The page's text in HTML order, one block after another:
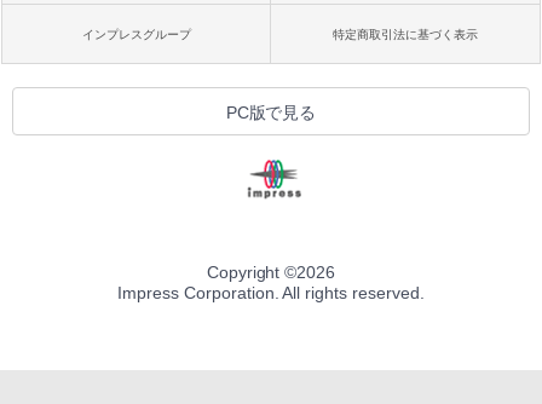
インプレスグループ 特定商取引法に基づく表示
PC版で見る
Copyright ©2026
Impress Corporation. All rights reserved.